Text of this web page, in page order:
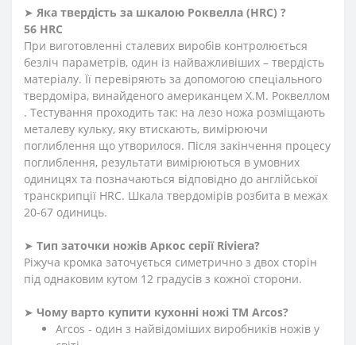
➤ Яка твердість за шкалою Роквелла (HRC) ?
56 HRC
При виготовленні сталевих виробів контролюється
безліч параметрів, один із найважливіших – твердість
матеріалу. Її перевіряють за допомогою спеціального
твердоміра, винайденого американцем Х.М. Роквеллом
. Тестування проходить так: на лезо ножа розміщають
металеву кульку, яку втискають, вимірюючи
поглиблення що утворилося. Після закінчення процесу
поглиблення, результати вимірюються в умовних
одиницях та позначаються відповідно до англійської
транскрипції HRC. Шкала твердомірів розбита в межах
20-67 одиниць.
➤ Тип заточки ножів Аркос серіїRiviera?
Ріжуча кромка заточується симетрично з двох сторін
під однаковим кутом 12 градусів з кожної сторони.
➤ Чому варто купити кухонні ножі ТМ Arcos?
Arcos - один з найвідоміших виробників ножів у